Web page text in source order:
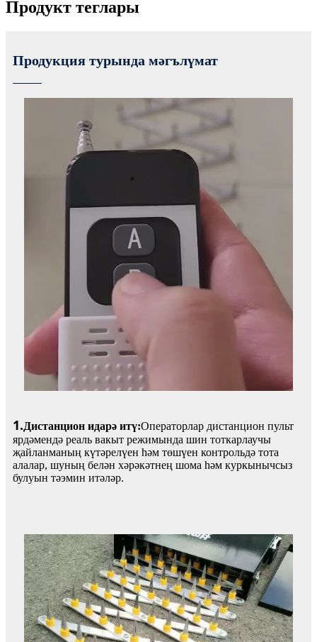
Продукт теглары
Продукция турында мәгълүмат
1.Дистанцион идарә итү:Операторлар дистанцион пульт
ярдәмендә реаль вакыт режимында шин тоткарлаучы
җайланманың күтәрелүен һәм төшүен контрольдә тота
алалар, шуның белән хәрәкәтнең шома һәм куркынычсыз
булуын тәэмин итәләр.